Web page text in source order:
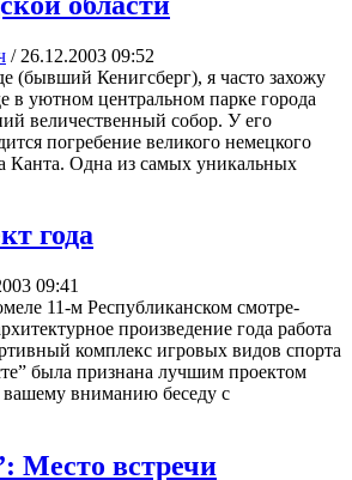
/ 26.12.2003 09:52
(бывший Кенигсберг), я часто захожу
в уютном центральном парке города
величественный собор. У его
погребение великого немецкого
Канта. Одна из самых уникальных
года
09:41
11-м Республиканском смотре-
произведение года работа
комплекс игровых видов спорта
была признана лучшим проектом
вниманию беседу с
Место встречи